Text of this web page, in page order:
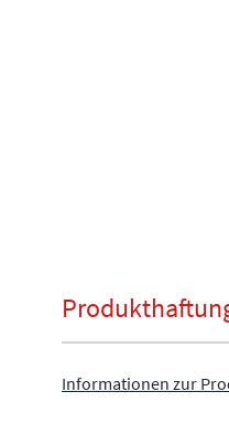
Informationen zur